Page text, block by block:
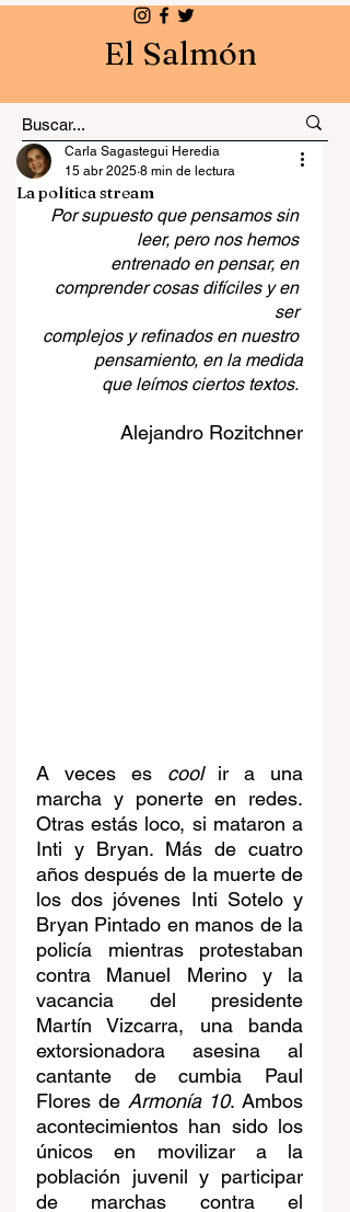
El Salmón
La política stream
Carla Sagastegui Heredia
15 abr 2025 8 min de lectura
Por supuesto que pensamos sin
leer, pero nos hemos
entrenado en pensar, en
comprender cosas difíciles y en
ser
complejos y refinados en nuestro
pensamiento, en la medida
que leímos ciertos textos.
Alejandro Rozitchner
A veces es cool ir a una
marcha y ponerte en redes.
Otras estás loco, si mataron a
Inti y Bryan. Más de cuatro
años después de la muerte de
los dos jóvenes Inti Sotelo y
Bryan Pintado en manos de la
policía mientras protestaban
contra Manuel Merino y la
vacancia del presidente
Martín Vizcarra, una banda
extorsionadora asesina al
cantante de cumbia Paul
Flores de Armonía 10. Ambos
acontecimientos han sido los
únicos en movilizar a la
población juvenil y participar
de marchas contra el